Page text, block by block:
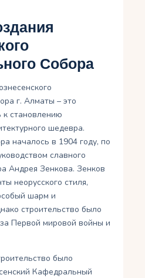
Собора
г. Алматы – это
к становлению
шедевра.
началось в 1904 году, по
славного
Андрея Зенкова. Зенков
неорусского стиля,
шарм и
строительство было
Первой мировой войны и
было
Кафедральный